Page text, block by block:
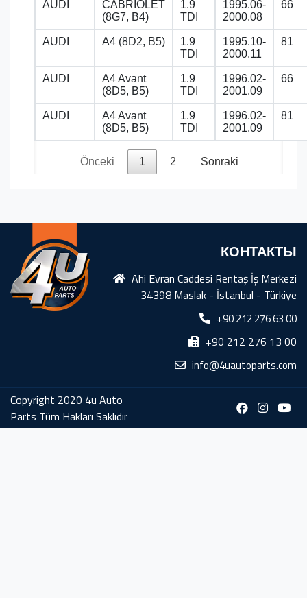
AUDI
CABRIOLET
(8G7, B4)
1.9
TDI
1995.06-
2000.08
66
AUDI A4 (8D2, B5)
1.9
TDI
1995.10-
2000.11
81
AUDI
A4 Avant
(8D5, B5)
1.9
TDI
1996.02-
2001.09
66
AUDI
A4 Avant
(8D5, B5)
1.9
TDI
1996.02-
2001.09
81
Önceki 1 2 Sonraki
КОНТАКТЫ
Ahi Evran Caddesi Rentaş İş Merkezi
34398 Maslak - İstanbul - Türkiye
+90 212 276 63 00
+90 212 276 13 00
info@4uautoparts.com
Copyright 2020 4u Auto
Parts Tüm Hakları Saklıdır